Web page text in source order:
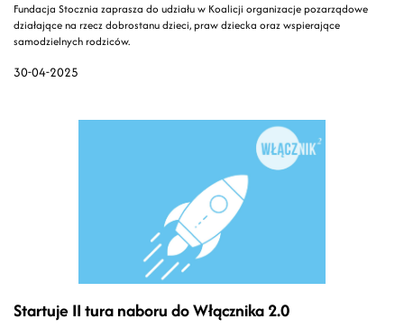
30-04-2025
Fundacja Stocznia zaprasza do udziału w Koalicji organizacje pozarządowe
działające na rzecz dobrostanu dzieci, praw dziecka oraz wspierające
samodzielnych rodziców.
Startuje II tura naboru do Włącznika 2.0